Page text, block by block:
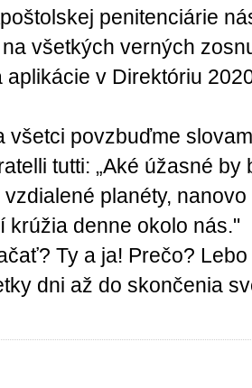
penitenciárie
všetkých verných
aplikácie v Direktóriu
všetci povzbuďme
tutti: „Aké úžasné by
planéty,
krúžia denne okolo nás."
Ty a ja! Prečo?
dni až do skončenia